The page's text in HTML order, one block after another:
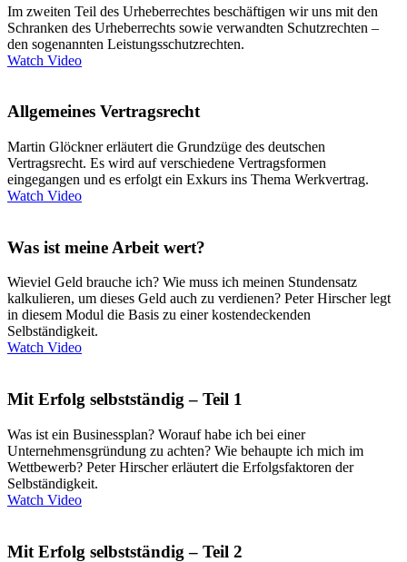
Im zweiten Teil des Urheberrechtes beschäftigen wir uns mit den
Schranken des Urheberrechts sowie verwandten Schutzrechten –
den sogenannten Leistungsschutzrechten.
Watch Video
Allgemeines Vertragsrecht
Martin Glöckner erläutert die Grundzüge des deutschen
Vertragsrecht. Es wird auf verschiedene Vertragsformen
eingegangen und es erfolgt ein Exkurs ins Thema Werkvertrag.
Watch Video
Was ist meine Arbeit wert?
Wieviel Geld brauche ich? Wie muss ich meinen Stundensatz
kalkulieren, um dieses Geld auch zu verdienen? Peter Hirscher legt
in diesem Modul die Basis zu einer kostendeckenden
Selbständigkeit.
Watch Video
Mit Erfolg selbstständig – Teil 1
Was ist ein Businessplan? Worauf habe ich bei einer
Unternehmensgründung zu achten? Wie behaupte ich mich im
Wettbewerb? Peter Hirscher erläutert die Erfolgsfaktoren der
Selbständigkeit.
Watch Video
Mit Erfolg selbstständig – Teil 2